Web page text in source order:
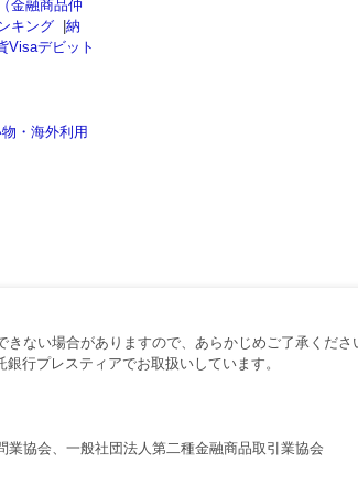
金融商品仲
キング |納
Visaデビット
・海外利用
ない場合がありますので、あらかじめご了承くださ
行プレスティアでお取扱いしています。
協会、一般社団法人第二種金融商品取引業協会